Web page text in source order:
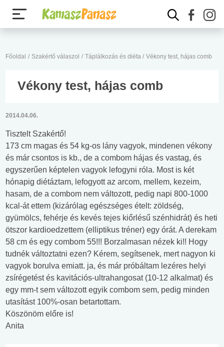
Főoldal / Szakértő válaszol / Táplálkozás és diéta / Vékony test, hájas comb
Vékony test, hájas comb
2014.04.06.
Tisztelt Szakértő!
173 cm magas és 54 kg-os lány vagyok, mindenen vékony
és már csontos is kb., de a combom hájas és vastag, és
egyszerűen képtelen vagyok lefogyni róla. Most is két
hónapig diétáztam, lefogyott az arcom, mellem, kezeim,
hasam, de a combom nem változott, pedig napi 800-1000
kcal-át ettem (kizárólag egészséges ételt: zöldség,
gyümölcs, fehérje és kevés tejes kiőrlésű szénhidrát) és heti
ötszor kardioedzettem (elliptikus tréner) egy órát. A derekam
58 cm és egy combom 55!!! Borzalmasan nézek ki!! Hogy
tudnék változtatni ezen? Kérem, segítsenek, mert nagyon ki
vagyok borulva emiatt. ja, és már próbáltam lezéres helyi
zsírégetést és kavitációs-ultrahangosat (10-12 alkalmat) és
egy mm-t sem változott egyik combom sem, pedig minden
utasítást 100%-osan betartottam.
Köszönöm előre is!
Anita